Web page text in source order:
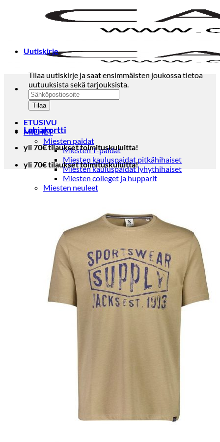
ETUSIVU
MIEHET
Miesten paidat
Miesten T-paidat
Miesten kauluspaidat pitkähihaiset
Miesten kauluspaidat lyhythihaiset
Miesten colleget ja hupparit
Miesten neuleet
Puvut
Puvuntakit ja blazerit
Miesten housut
Miesten housut
Miesten farkut
Miesten collegehousut
Miesten shortsit
Miesten asusteet
Vyöt ja olkaimet
Solmiot, rusetit ja taskuliinat
Miesten päähineet, huivit ja käsineet
Miesten takit
Miesten nahkatakit
Miesten kevät-ja syystakit
Miesten talvitakit
Uutiskirje
Tilaa uutiskirje ja saat ensimmäisten joukossa tietoa
uutuuksista sekä tarjouksista.
Lahjakortti
yli 70€ tilaukset toimituskuluitta!
yli 70€ tilaukset toimituskuluitta!